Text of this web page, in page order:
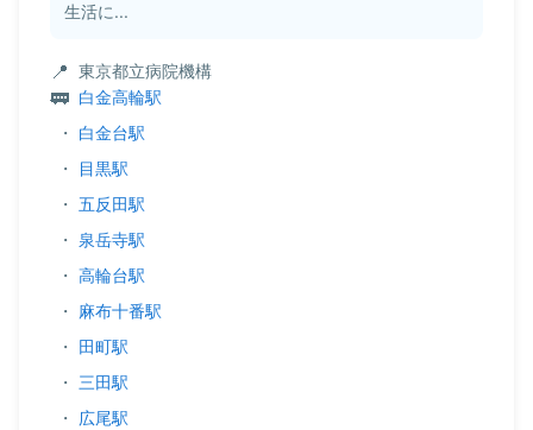
生活に...
東京都立病院機構
白金高輪駅
・ 白金台駅
・
目黒駅
・ 五反田駅
・ 泉岳寺駅
・ 高輪台駅
・ 麻布十番駅
・ 田町駅
・ 三田駅
・ 広尾駅